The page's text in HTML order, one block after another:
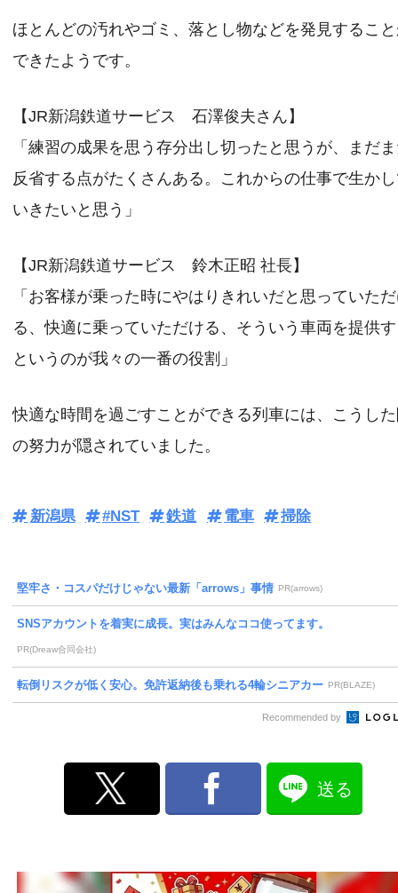
ほとんどの汚れやゴミ、落とし物などを発見するこ
できたようです。
【JR新潟鉄道サービス 石澤俊夫さん】
「練習の成果を思う存分出し切ったと思うが、まだ
反省する点がたくさんある。これからの仕事で生か
いきたいと思う」
【JR新潟鉄道サービス 鈴木正昭 社長】
「お客様が乗った時にやはりきれいだと思っていた
る、快適に乗っていただける、そういう車両を提供
というのが我々の一番の役割」
快適な時間を過ごすことができる列車には、こうし
の努力が隠されていました。
新潟県 #NST 鉄道 電車 掃除
堅牢さ・コスパだけじゃない最新「arrows」事情 PR(arrows)
SNSアカウントを着実に成長。実はみんなココ使ってます。
PR(Dreaw合同会社)
転倒リスクが低く安心。免許返納後も乗れる4輪シニアカー PR(BLAZE)
Recommended by
送る